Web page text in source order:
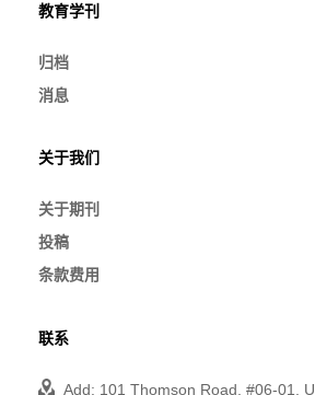
教育学刊
归档
消息
关于我们
关于期刊
投稿
条款费用
联系
Add: 101 Thomson Road, #06-01,